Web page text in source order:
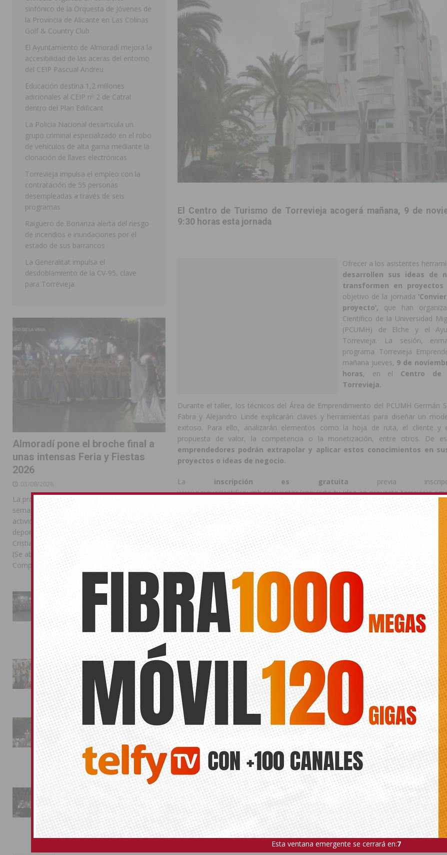
[ 07/08/2026 ]
Rojales clausura con éxito las Fiestas de las Urbanizaciones de Ciudad Quesada 2026
ROJALES
[ 06/08/2026 ]
Redován presenta la programación de sus Fiestas Patronales en honor a la Virgen de la Salud y San Miguel
Arcángel
REDOVÁN
[ 06/08/2026 ]
El PSOE denuncia una nueva prórroga de la ORA en Orihuela ‘sin mejoras ni bonificaciones’
[ 07/08/2026 ] FEGADO 2026 cierra con un balance histórico y consolida a Dolores como referente ganadero de la CV
DOLORES
Los Montesinos refuerza su apoyo a la cultura local con nuevos convenios de colaboración
MONTESINOS
[ 07/08/2026 ] Orihuela cumple los objetivos de ‘Refluye Mi Río’ y recibirá 3,3 millones de la Fundación Biodiversidad
ORIHUELA
[ 07/08/2026 ]
Orihuela organiza un concierto sinfónico de la Orquesta de Jóvenes de la Provincia de Alicante en Las Colinas
Golf & Country Club
El Centro de Turismo de Torrevieja acogerá mañana, 9 de
9:30 horas esta jornada
Ofrecer a los asistentes
desarrollen sus ideas de
transformen en proyectos
objetivo de la jornada
proyecto’, que han
Científico de la Universidad
(PCUMH) de Elche y el
Torrevieja. La sesión,
programa Torrevieja
mañana jueves, 9 de
horas, en el Centro de
Torrevieja.
Durante el taller, los técnicos del Área de Emprendimiento del PCUMH Germán
Fabra y Alejandro Linde explicarán claves y herramientas para diseñar un
exitoso. Para ello, analizarán elementos como la hoja de ruta, el cliente y
propuesta de valor, la competencia o la monetización, entre otros. De
emprendedores podrán extrapolar y aplicar estos conocimientos en
proyectos o ideas de negocio.
La inscripción es gratuita previa
www.parquecientificoumh.es/eventos/convierte-tu-idea-en-proyecto-torrevieja-
Compártelo:
También puede interesar
No related posts.
ANTERIOR
La Policía Local de Almoradí
refuerza su formación en el
control de drogas en la conducción
SIGUIENTE
Rafal aprueba la subida del IBI
para hacer frente a los
básicos del
sinfónico de la Orquesta de Jóvenes de
la Provincia de Alicante en Las Colinas
Golf & Country Club
El Ayuntamiento de Almoradí mejora la
accesibilidad de las aceras del entorno
del CEIP Pascual Andreu
Educación destina 1,2 millones
adicionales al CEIP nº 2 de Catral
dentro del Plan Edificant
La Policía Nacional desarticula un
grupo criminal especializado en el robo
de vehículos de alta gama mediante la
clonación de llaves electrónicas
Torrevieja impulsa el empleo con la
contratación de 55 personas
desempleadas a través de seis
programas
Raiguero de Bonanza alerta del riesgo
de incendios e inundaciones por el
estado de sus barrancos
La Generalitat impulsa el
desdoblamiento de la CV-95, clave
para Torrevieja
Almoradí pone el broche final a
unas intensas Feria y Fiestas
2026
03/08/2026
La programación reunió durante más de una
semana actos institucionales, conciertos,
actividades familiares, competiciones
deportivas y las celebraciones de Moros y
Cristianos Compártelo: Comparte en Facebook
(Se abre en una ventana nueva) Facebook
Compartir en
La Entrada Cristiana llena de
esplendor las calles de
Almoradí en una multitudinaria
jornada festera
02/08/2026
La magia de la Entrada Mora
conquista las calles de
Almoradí
01/08/2026
La fiesta se adueña de
Almoradí con la presentación
de los cargos festeros y la
toma del castillo
31/07/2026
Pilar de la Horadada
conmemora con emoción el
40º aniversario de su
independencia como municipio
31/07/2026
Esta ventana emergente se cerrará en:6